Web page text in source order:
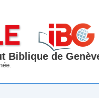
Biblique de